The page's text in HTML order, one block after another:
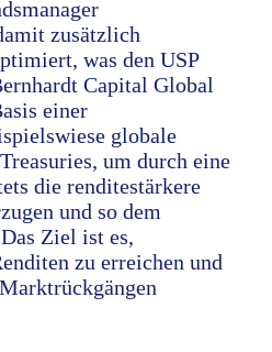
zusätzlich
was den USP
Capital Global
einer
globale
um durch eine
die renditestärkere
und so dem
Ziel ist es,
zu erreichen und